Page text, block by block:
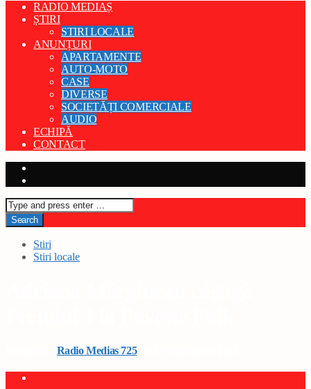
RADIO MEDIAȘ
ȘTIRI
STIRI LOCALE
ANUNȚURI
APARTAMENTE
AUTO-MOTO
CASE
DIVERSE
SOCIETĂȚI COMERCIALE
AUDIO
ECHIPĂ
CONTACT
Stiri
Stiri locale
Radio Medias 725on 23 septembrie 2025